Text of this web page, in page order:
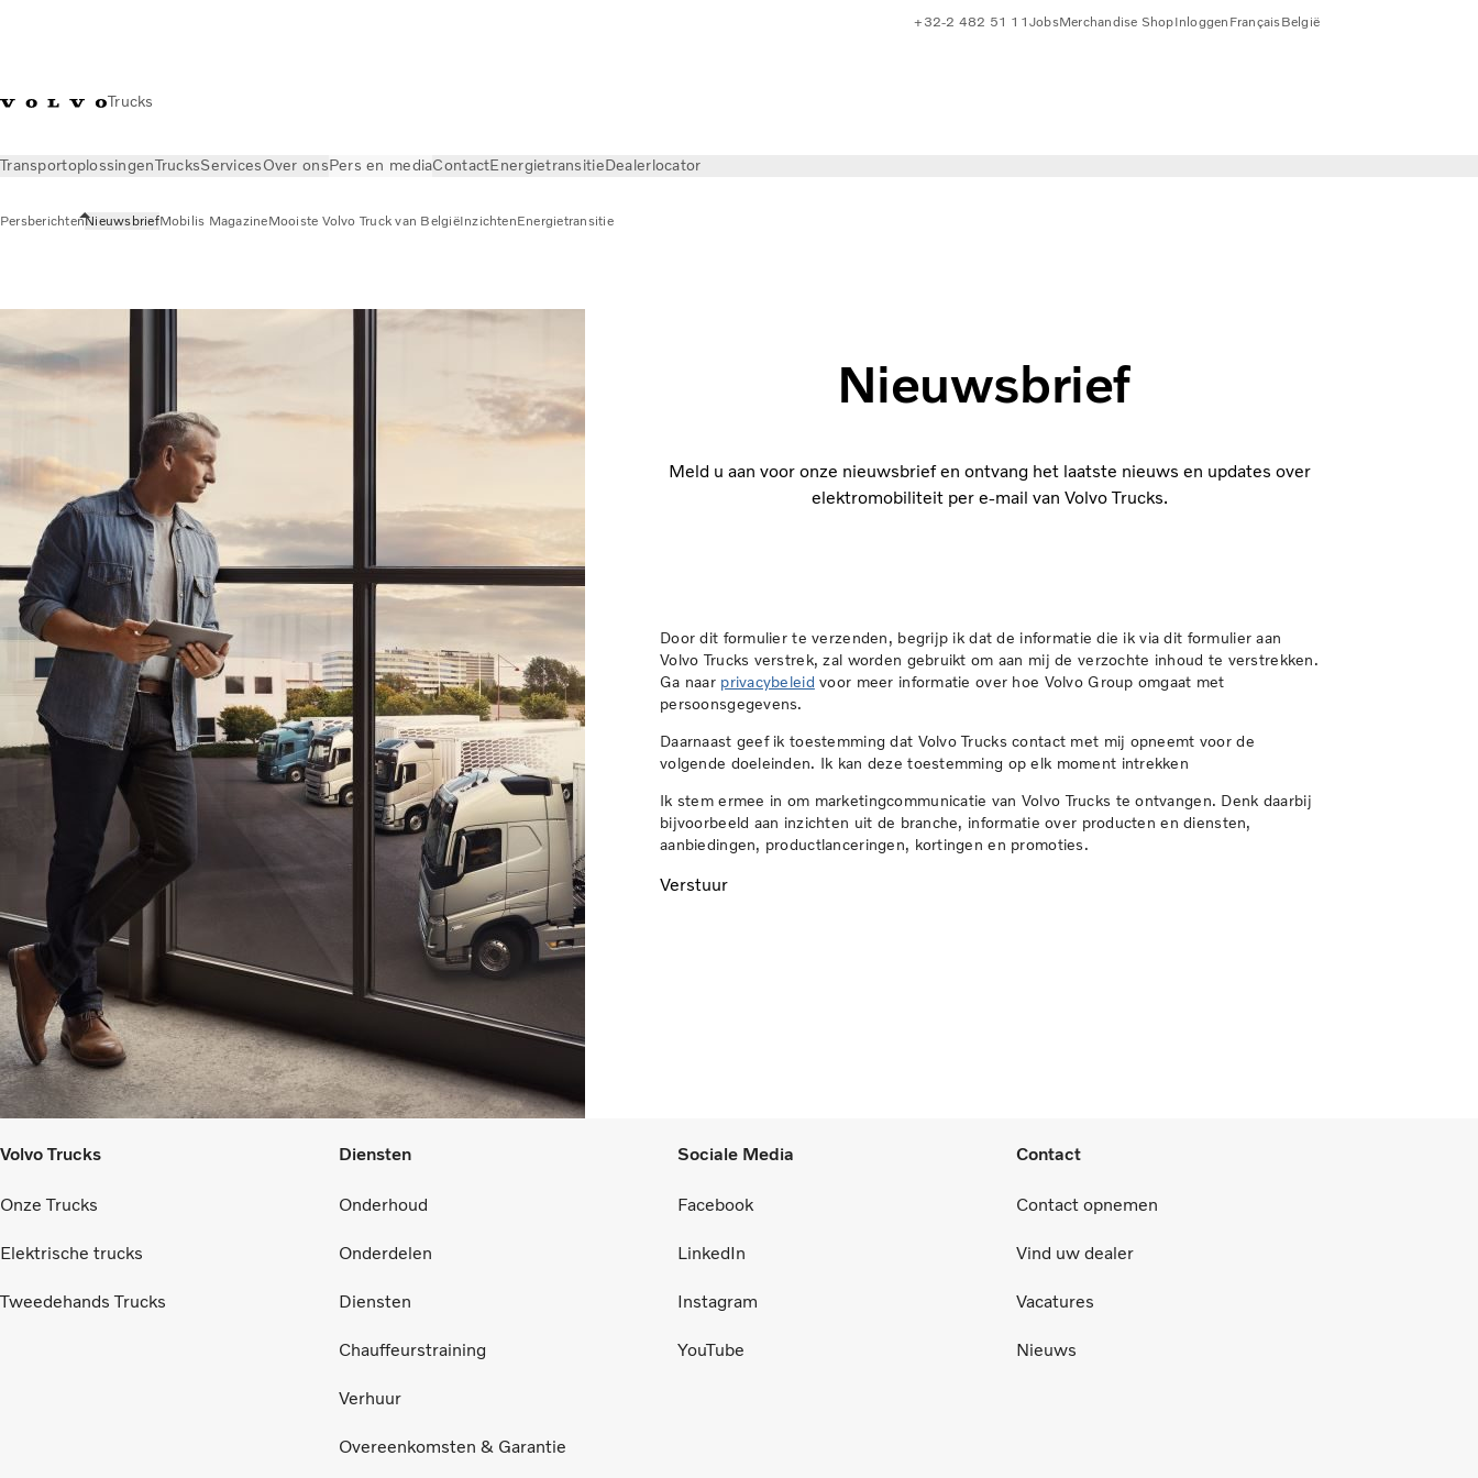
Trucks
+32-2 482 51 11 JobsMerchandise ShopInloggen FrançaisBelgië
TransportoplossingenTrucksServicesOver onsPers en mediaContactEnergietransitieDealerlocator
PersberichtenNieuwsbriefMobilis MagazineMooiste Volvo Truck van BelgiëInzichtenEnergietransitie
Nieuwsbrief
Meld u aan voor onze nieuwsbrief en ontvang het laatste nieuws en updates over
elektromobiliteit per e-mail van Volvo Trucks.
Door dit formulier te verzenden, begrijp ik dat de informatie die ik via dit formulier aan
Volvo Trucks verstrek, zal worden gebruikt om aan mij de verzochte inhoud te verstrekken.
Ga naar privacybeleid voor meer informatie over hoe Volvo Group omgaat met
persoonsgegevens.
Daarnaast geef ik toestemming dat Volvo Trucks contact met mij opneemt voor de
volgende doeleinden. Ik kan deze toestemming op elk moment intrekken
Ik stem ermee in om marketingcommunicatie van Volvo Trucks te ontvangen. Denk daarbij
bijvoorbeeld aan inzichten uit de branche, informatie over producten en diensten,
aanbiedingen, productlanceringen, kortingen en promoties.
Verstuur
Volvo Trucks
Onze Trucks
Elektrische trucks
Tweedehands Trucks
Diensten
Onderhoud
Onderdelen
Diensten
Chauffeurstraining
Verhuur
Overeenkomsten & Garantie
Sociale Media
Facebook
LinkedIn
Instagram
YouTube
Contact
Contact opnemen
Vind uw dealer
Vacatures
Nieuws